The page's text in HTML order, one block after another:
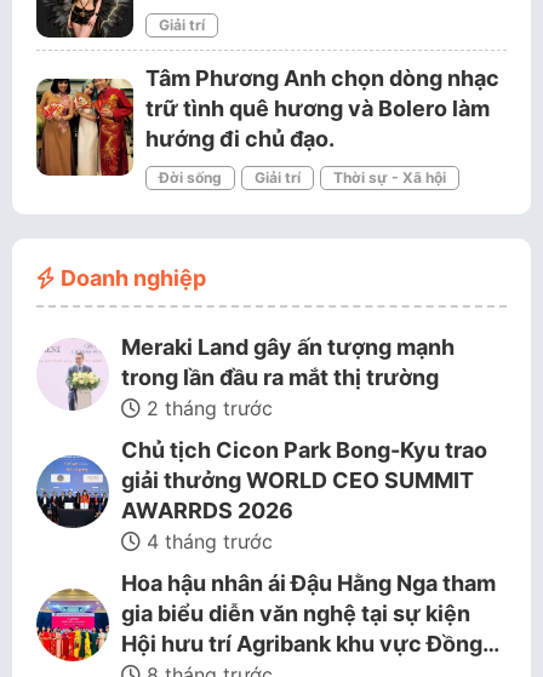
Giải trí
Tâm Phương Anh chọn dòng nhạc
trữ tình quê hương và Bolero làm
hướng đi chủ đạo.
Đời sống Giải trí Thời sự - Xã hội
Doanh nghiệp
Meraki Land gây ấn tượng mạnh
trong lần đầu ra mắt thị trường
2 tháng trước
Chủ tịch Cicon Park Bong-Kyu trao
giải thưởng WORLD CEO SUMMIT
AWARRDS 2026
4 tháng trước
Hoa hậu nhân ái Đậu Hằng Nga tham
gia biểu diễn văn nghệ tại sự kiện
Hội hưu trí Agribank khu vực Đồng…